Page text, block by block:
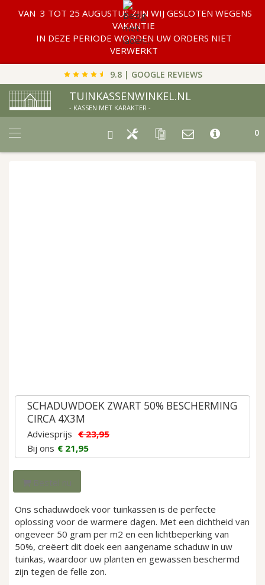
VAN 3 TOT 25 AUGUSTUS ZIJN WIJ GESLOTEN WEGENS
VAKANTIE
IN DEZE PERIODE WORDEN UW ORDERS NIET
VERWERKT
9.8 | GOOGLE REVIEWS
TUINKASSENWINKEL.NL
- KASSEN MET KARAKTER -
0
SCHADUWDOEK ZWART 50% BESCHERMING
CIRCA 4X3M
Adviesprijs € 23,95
Bij ons € 21,95
naar
begin
van
Bestel nu
Ons schaduwdoek voor tuinkassen is de perfecte
oplossing voor de warmere dagen. Met een dichtheid van
ongeveer 50 gram per m2 en een lichtbeperking van
50%, creëert dit doek een aangename schaduw in uw
tuinkas, waardoor uw planten en gewassen beschermd
zijn tegen de felle zon.